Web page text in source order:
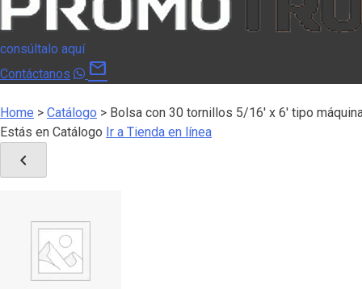
consúltalo aquí
Contáctanos
mail
Home > Catálogo > Bolsa con 30 tornillos 5/16′ x 6′ tipo
Estás en Catálogo Ir a Tienda en línea
chevron_left